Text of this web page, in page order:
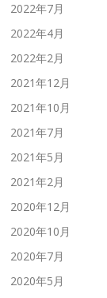
2022年7月
2022年4月
2022年2月
2021年12月
2021年10月
2021年7月
2021年5月
2021年2月
2020年12月
2020年10月
2020年7月
2020年5月